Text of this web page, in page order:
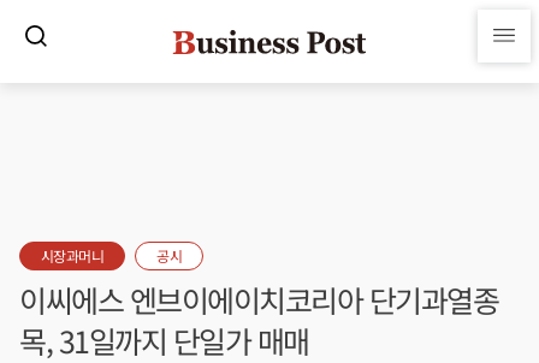
시장과머니 공시
이씨에스 엔브이에이치코리아 단기과열종
목, 31일까지 단일가 매매